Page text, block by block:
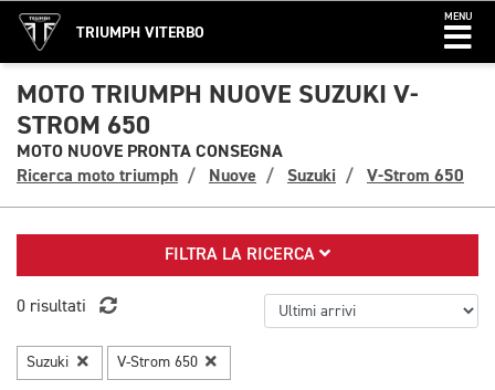
TRIUMPH VITERBO
MENU
MOTO TRIUMPH NUOVE SUZUKI V-
STROM 650
MOTO NUOVE PRONTA CONSEGNA
Ricerca moto triumph
Nuove Suzuki V-Strom 650
FILTRA LA RICERCA
0 risultati
Suzuki V-Strom 650